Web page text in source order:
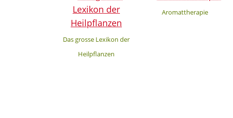
Das grosse Lexikon der
Heilpflanzen
Aromattherapie